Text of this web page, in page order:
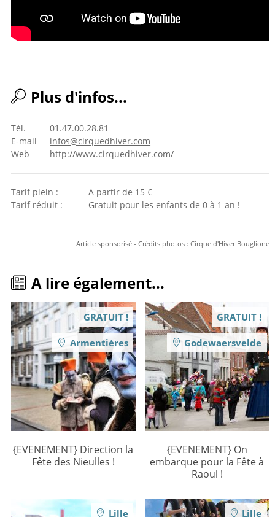
Plus d'infos...
Tél.
01.47.00.28.81
E-mail
infos@cirquedhiver.com
Web
http://www.cirquedhiver.com/
Tarif plein :
A partir de 15 €
Tarif réduit :
Gratuit pour les enfants de 0 à 1 an !
Article sponsorisé - Crédits photos :Cirque d'Hiver Bouglione
A lire également...
{EVENEMENT} Direction la
Fête des Nieulles !
GRATUIT !
Armentières
{EVENEMENT} On
embarque pour la Fête à
Raoul !
GRATUIT !
Godewaersvelde
Lille Lille